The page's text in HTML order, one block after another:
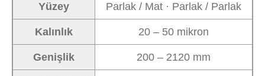
Yüzey Parlak / Mat · Parlak / Parlak
Kalınlık 20 – 50 mikron
Genişlik 200 – 2120 mm